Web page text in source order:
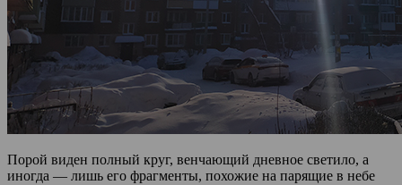
Порой виден полный круг, венчающий дневное светило, а
иногда — лишь его фрагменты, похожие на парящие в небе